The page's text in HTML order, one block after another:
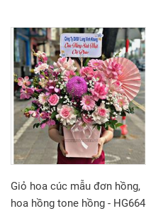
Giỏ hoa cúc mẫu đơn hồng,
hoa hồng tone hồng - HG664